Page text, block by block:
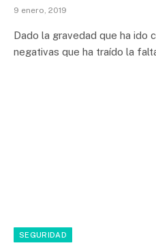
9 enero, 2019
Dado la gravedad que ha ido
negativas que ha traído la
SEGURIDAD